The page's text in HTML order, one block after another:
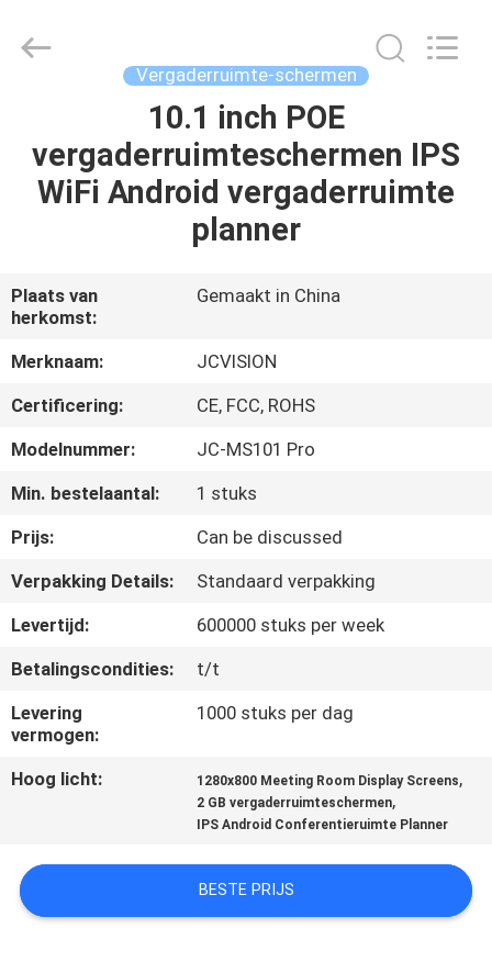
PRODUCTEN
ONS
FABRIEKSTOCHT
KWALITEITSCONTROLE
NEEM
CONTACT
MET
ONS
OP
NIEUWS
GEVALLEN
VRAAG
Technology
Vergaderruimte-schermen
10.1 inch POE
vergaderruimteschermen IPS
WiFi Android vergaderruimte
planner
Plaats van
herkomst:
Gemaakt in China
Merknaam:
JCVISION
Certificering:
CE, FCC, ROHS
Modelnummer:
JC-MS101 Pro
Min. bestelaantal:
1 stuks
Prijs:
Can be discussed
Verpakking Details:
Standaard verpakking
Levertijd:
600000 stuks per week
Betalingscondities:
t/t
Levering
vermogen:
1000 stuks per dag
Hoog licht: 1280x800 Meeting Room Display Screens,
2 GB vergaderruimteschermen,
IPS Android Conferentieruimte Planner
BESTE PRIJS